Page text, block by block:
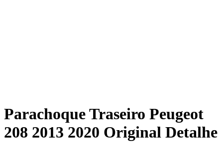
Parachoque Traseiro Peugeot
208 2013 2020 Original Detalhe